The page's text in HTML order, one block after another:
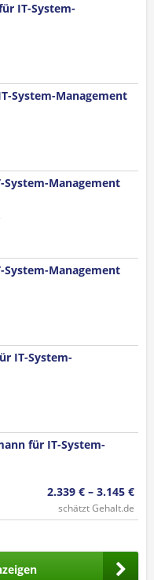
IT-System-
System-Management
Management
Management
IT-System-
für IT-System-
2.339 € – 3.145 €
schätzt Gehalt.de